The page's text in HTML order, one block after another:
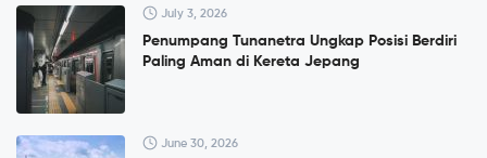
July 3, 2026
Penumpang Tunanetra Ungkap Posisi Berdiri
Paling Aman di Kereta Jepang
June 30, 2026